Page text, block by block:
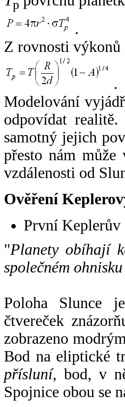
p
.
Z rovnosti výkonů
.
Modelování
odpovídat
samotný jejich
přesto nám může
vzdálenosti od
Ověření
První Keplerův
"Planety obíhají
společném
Poloha Slunce
čtvereček
zobrazeno
Bod na eliptické
přísluní, bod, v
Spojnice obou se